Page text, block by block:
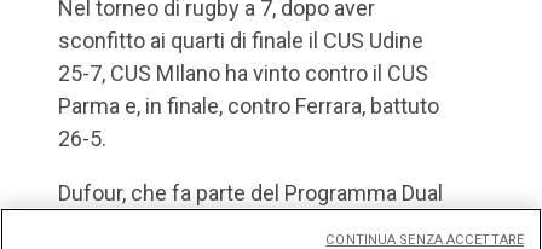
Nel torneo di rugby a 7, dopo aver
sconfitto ai quarti di finale il CUS Udine
25-7, CUS MIlano ha vinto contro il CUS
Parma e, in finale, contro Ferrara, battuto
26-5.
Dufour, che fa parte del Programma Dual
CONTINUA SENZA ACCETTARE